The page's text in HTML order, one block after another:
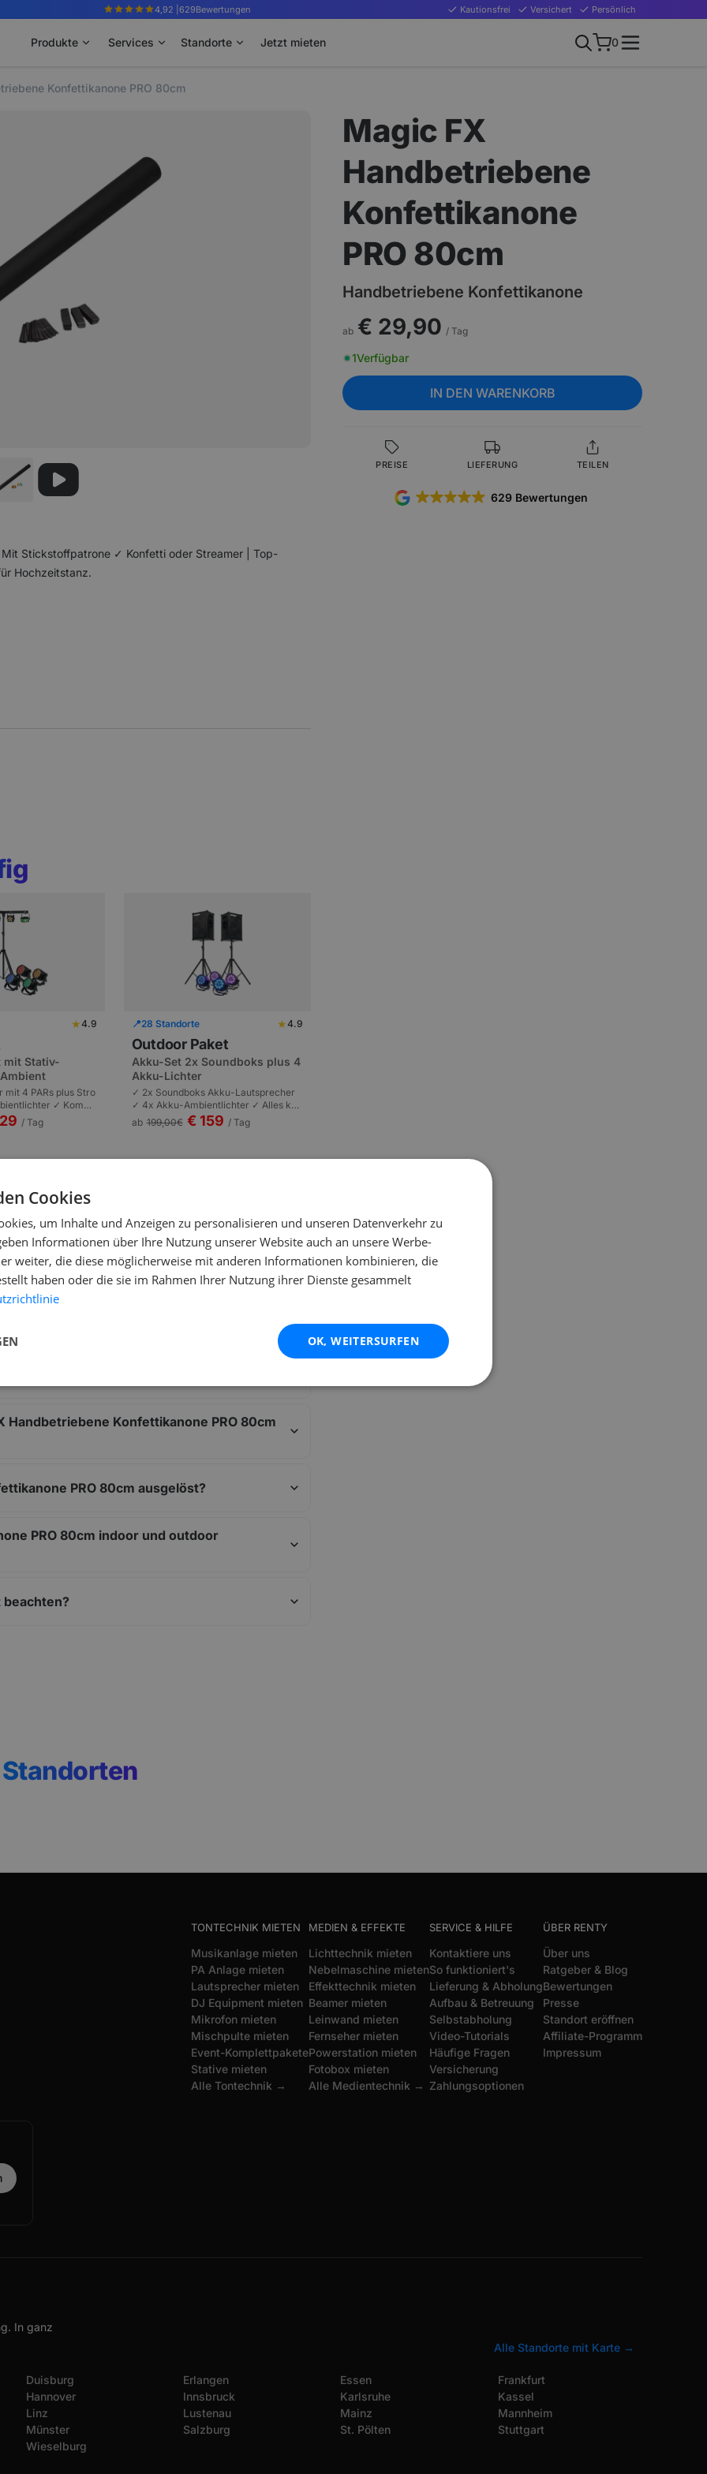
4,92 | 629Bewertungen Kautionsfrei Versichert Persönlich
Produkte Services Standorte Jetzt mieten 0
Konfettikanone PRO 80cm
Stickstoffpatrone ✓ Konfetti oder Streamer | Top-
Hochzeitstanz.
★4.9
mit Stativ-
4 PARs plus Stro
✓ Kompl
| Plug-and-Play | P
100 Personen.
/ Tag
📍28 Standorte ★4.9
Outdoor Paket
Akku-Set 2x Soundboks plus 4
Akku-Lichter
✓ 2x Soundboks Akku-Lautsprecher
✓ 4x Akku-Ambientlichter ✓ Alles kab
ellos | Komplett akkubetrieben | Garte
nfeste und Outdoor bis 80 Personen.
ab 199,00€ € 159 / Tag
Konfettikanone PRO 80cm?
Handbetriebene Konfettikanone PRO 80cm
PRO 80cm ausgelöst?
PRO 80cm indoor und outdoor
Standorten
Magic FX
Handbetriebene
Konfettikanone
PRO 80cm
Handbetriebene Konfettikanone
ab € 29,90 / Tag
1Verfügbar
IN DEN WARENKORB
PREISE LIEFERUNG TEILEN
629 Bewertungen
TONTECHNIK MIETEN
Musikanlage mieten
PA Anlage mieten
Lautsprecher mieten
DJ Equipment mieten
Mikrofon mieten
Mischpulte mieten
Event-Komplettpakete
Stative mieten
Alle Tontechnik →
MEDIEN & EFFEKTE
Lichttechnik mieten
Nebelmaschine mieten
Effekttechnik mieten
Beamer mieten
Leinwand mieten
Fernseher mieten
Powerstation mieten
Fotobox mieten
Alle Medientechnik →
SERVICE & HILFE
Kontaktiere uns
So funktioniert's
Lieferung & Abholung
Aufbau & Betreuung
Selbstabholung
Video-Tutorials
Häufige Fragen
Versicherung
Zahlungsoptionen
ÜBER RENTY
Über uns
Ratgeber & Blog
Bewertungen
Presse
Standort eröffnen
Affiliate-Programm
Impressum
In ganz
Alle Standorte mit Karte →
Duisburg
Hannover
Linz
Münster
Wieselburg
Erlangen
Innsbruck
Lustenau
Salzburg
Essen
Karlsruhe
Mainz
St. Pölten
Frankfurt
Kassel
Mannheim
Stuttgart
Cookies
um Inhalte und Anzeigen zu personalisieren und unseren Datenverkehr zu
Informationen über Ihre Nutzung unserer Website auch an unsere Werbe-
weiter, die diese möglicherweise mit anderen Informationen kombinieren, die
haben oder die sie im Rahmen Ihrer Nutzung ihrer Dienste gesammelt
OK, WEITERSURFEN